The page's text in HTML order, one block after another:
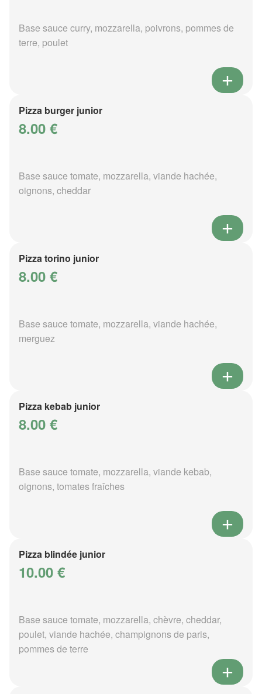
Base sauce curry, mozzarella, poivrons, pommes de
terre, poulet
Pizza burger junior
8.00 €
Base sauce tomate, mozzarella, viande hachée,
oignons, cheddar
Pizza torino junior
8.00 €
Base sauce tomate, mozzarella, viande hachée,
merguez
Pizza kebab junior
8.00 €
Base sauce tomate, mozzarella, viande kebab,
oignons, tomates fraîches
Pizza blindée junior
10.00 €
Base sauce tomate, mozzarella, chèvre, cheddar,
poulet, viande hachée, champignons de paris,
pommes de terre